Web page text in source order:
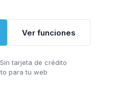
Ver funciones
Sin tarjeta de crédito
para tu web